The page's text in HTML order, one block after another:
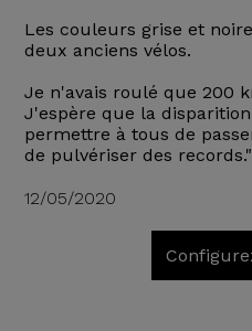
Les couleurs grise et
deux anciens vélos.
Je n'avais roulé que 200
J'espère que la
permettre à tous de
de pulvériser des records."
12/05/2020